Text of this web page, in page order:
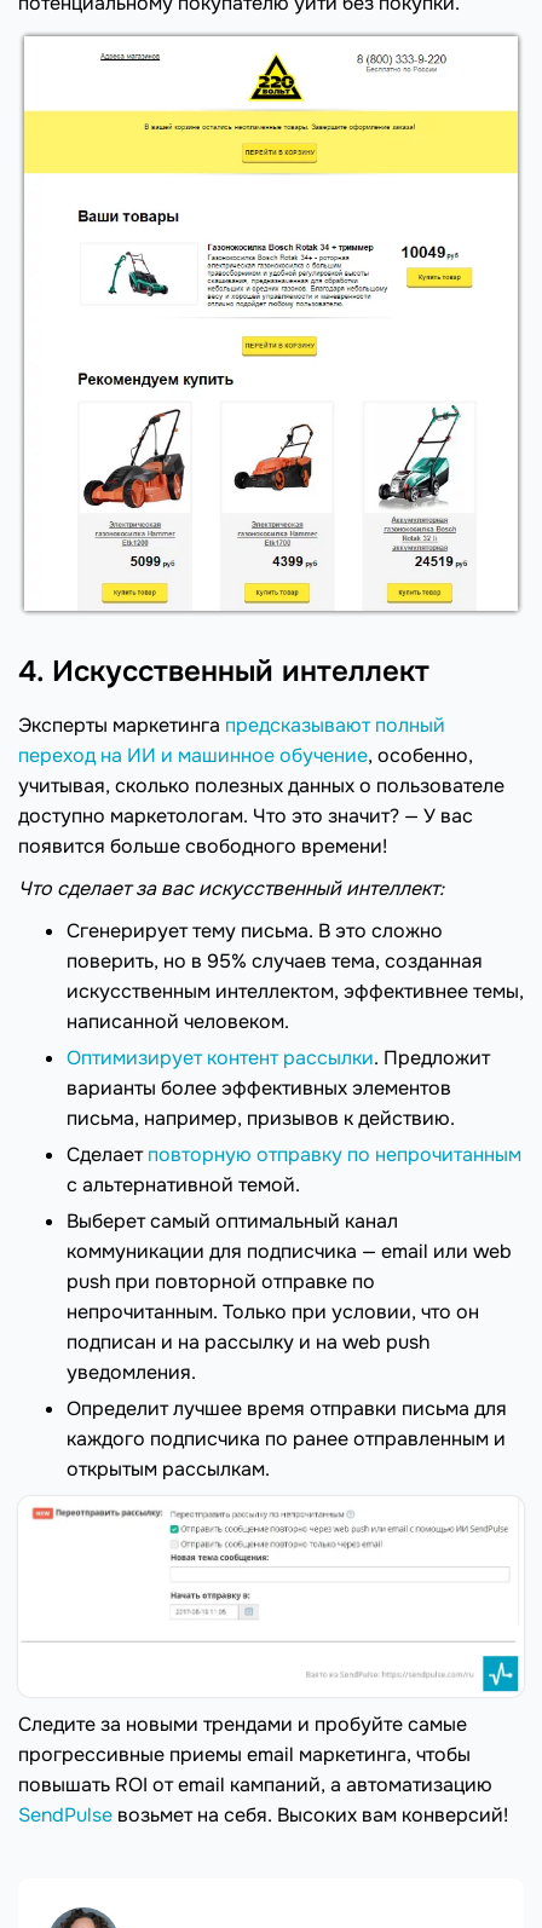
4. Искусственный интеллект
Эксперты маркетинга предсказывают полный
переход на ИИ и машинное обучение, особенно,
учитывая, сколько полезных данных о пользователе
доступно маркетологам. Что это значит? — У вас
появится больше свободного времени!
Что сделает за вас искусственный интеллект:
Сгенерирует тему письма. В это сложно
поверить, но в 95% случаев тема, созданная
искусственным интеллектом, эффективнее темы,
написанной человеком.
Оптимизирует контент рассылки. Предложит
варианты более эффективных элементов
письма, например, призывов к действию.
Сделаетповторную отправку по непрочитанным
с альтернативной темой.
Выберет самый оптимальный канал
коммуникации для подписчика — email или web
push при повторной отправке по
непрочитанным. Только при условии, что он
подписан и на рассылку и на web push
уведомления.
Определит лучшее время отправки письма для
каждого подписчика по ранее отправленным и
открытым рассылкам.
Следите за новыми трендами и пробуйте самые
прогрессивные приемы email маркетинга, чтобы
повышать ROI от email кампаний, а автоматизацию
SendPulse возьмет на себя. Высоких вам конверсий!